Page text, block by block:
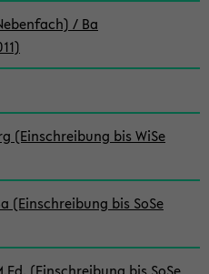
/ Ba
(Einschreibung bis WiSe
(Einschreibung bis SoSe